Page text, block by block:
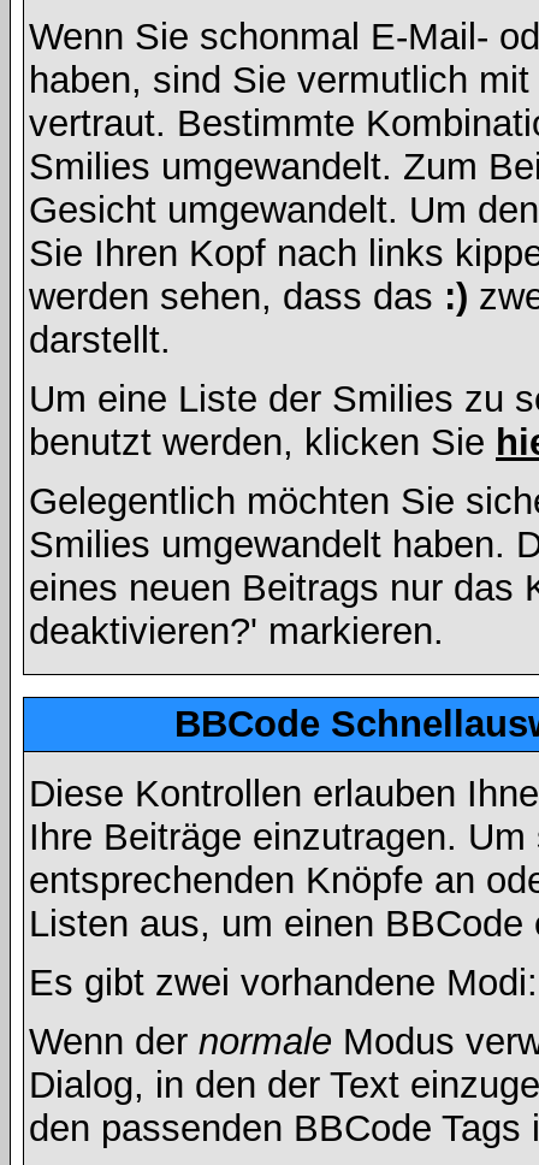
Wenn Sie schonmal E-Mail-
haben, sind Sie vermutlich
vertraut. Bestimmte
Smilies umgewandelt. Zum
Gesicht umgewandelt. Um
Sie Ihren Kopf nach links
werden sehen, dass das :)
darstellt.
Um eine Liste der Smilies zu
benutzt werden, klicken Sie
Gelegentlich möchten Sie
Smilies umgewandelt haben.
eines neuen Beitrags nur das
deaktivieren?' markieren.
BBCode
Diese Kontrollen erlauben
Ihre Beiträge einzutragen.
entsprechenden Knöpfe an
Listen aus, um einen BBCode
Es gibt zwei vorhandene
Wenn der normale Modus
Dialog, in den der Text
den passenden BBCode